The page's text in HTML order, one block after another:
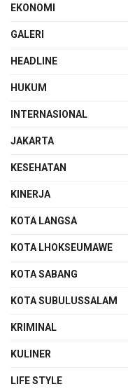
EKONOMI
GALERI
HEADLINE
HUKUM
INTERNASIONAL
JAKARTA
KESEHATAN
KINERJA
KOTA LANGSA
KOTA LHOKSEUMAWE
KOTA SABANG
KOTA SUBULUSSALAM
KRIMINAL
KULINER
LIFE STYLE